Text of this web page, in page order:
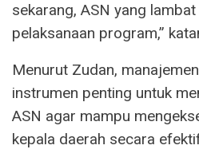
sekarang, ASN yang
pelaksanaan program,”
Menurut Zudan,
instrumen penting untuk
ASN agar mampu
kepala daerah secara